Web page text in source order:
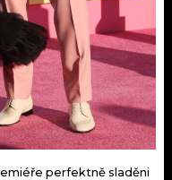
perfektně sladěni